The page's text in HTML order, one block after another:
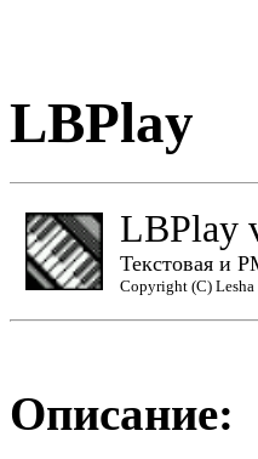
LBPlay
LBPlay
Текстовая и
Copyright (C)
Описание: